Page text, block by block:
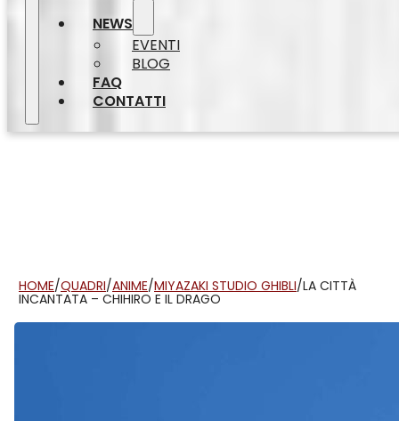
NEWS
EVENTI
BLOG
FAQ
CONTATTI
HOME/QUADRI/ANIME/MIYAZAKI STUDIO GHIBLI/LA CITTÀ
INCANTATA – CHIHIRO E IL DRAGO